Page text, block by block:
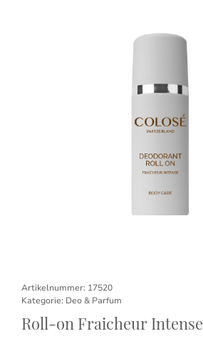
Artikelnummer: 17520
Kategorie: Deo & Parfum
Roll-on Fraicheur Intense